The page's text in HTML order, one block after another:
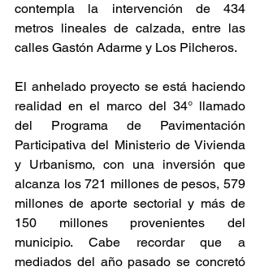
contempla la intervención de 434
metros lineales de calzada, entre las
calles Gastón Adarme y Los Pilcheros.
El anhelado proyecto se está haciendo
realidad en el marco del 34° llamado
del Programa de Pavimentación
Participativa del Ministerio de Vivienda
y Urbanismo, con una inversión que
alcanza los 721 millones de pesos, 579
millones de aporte sectorial y más de
150 millones provenientes del
municipio. Cabe recordar que a
mediados del año pasado se concretó